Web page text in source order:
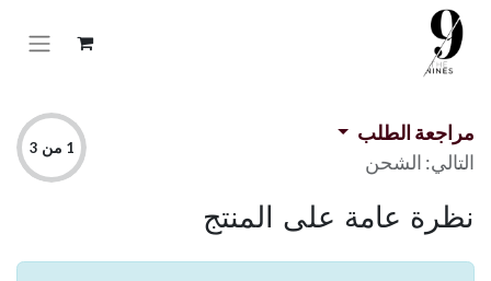
مراجعة الطلب
التالي: الشحن
1 من 3
نظرة عامة على المنتج